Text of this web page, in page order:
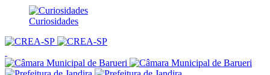
Curiosidades